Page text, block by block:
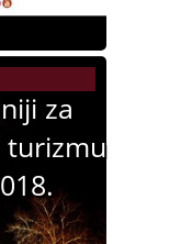
za
turizmu